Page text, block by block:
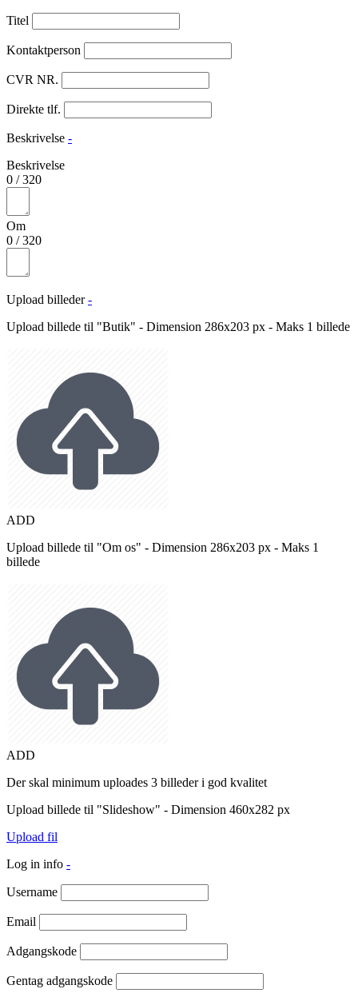
Titel
Kontaktperson
CVR NR.
Direkte tlf.
Beskrivelse -
Beskrivelse
0 /320
Om
0 /320
Upload billeder -
Upload billede til "Butik" - Dimension 286x203 px - Maks 1 billede
ADD
Upload billede til "Om os" - Dimension 286x203 px - Maks 1
billede
ADD
Der skal minimum uploades 3 billeder i god kvalitet
Upload billede til "Slideshow" - Dimension 460x282 px
Upload fil
Log in info -
Username
Email
Adgangskode
Gentag adgangskode